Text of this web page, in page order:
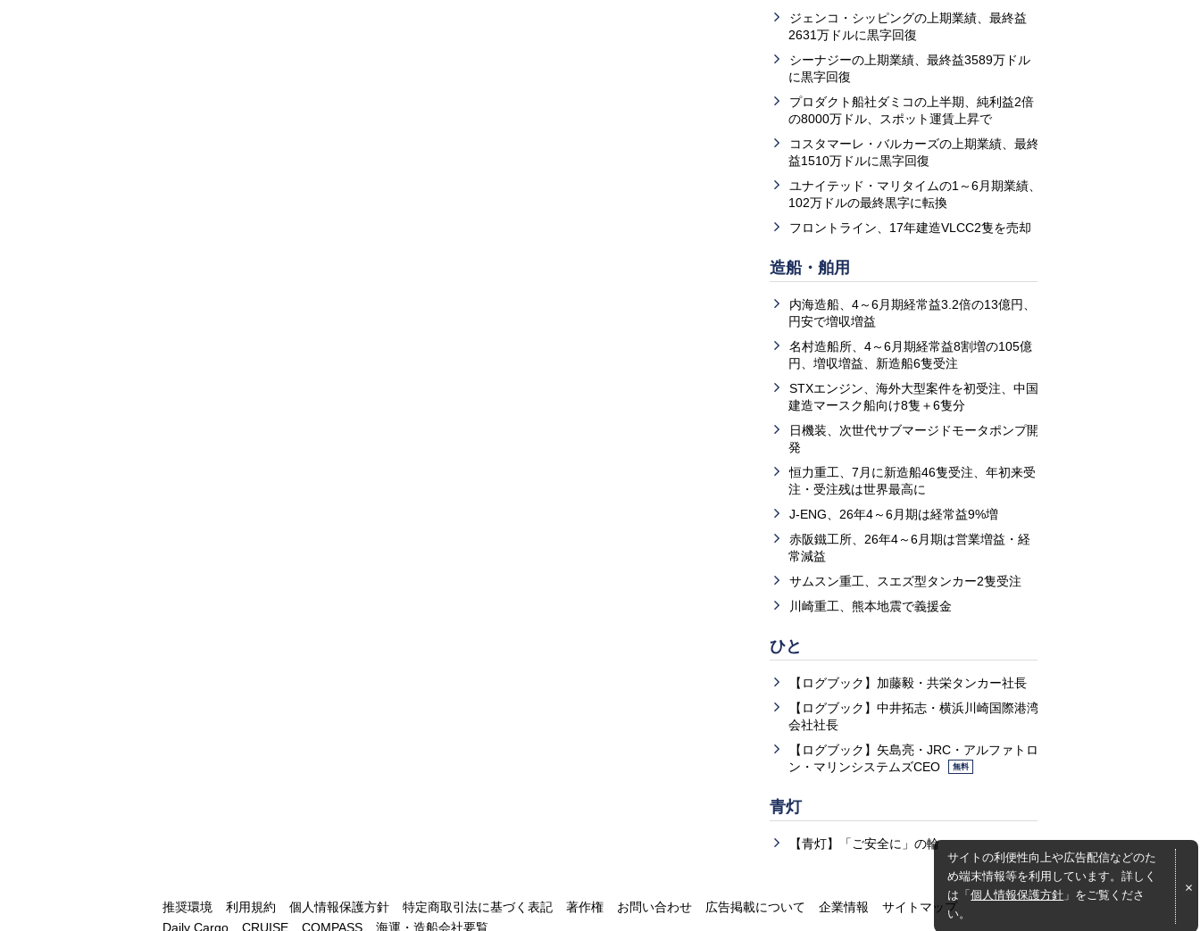
ジェンコ・シッピングの上期業績、最終益
2631万ドルに黒字回復
シーナジーの上期業績、最終益3589万ドル
に黒字回復
プロダクト船社ダミコの上半期、純利益2倍
の8000万ドル、スポット運賃上昇で
コスタマーレ・バルカーズの上期業績、最終
益1510万ドルに黒字回復
ユナイテッド・マリタイムの1～6月期業績、
102万ドルの最終黒字に転換
フロントライン、17年建造VLCC2隻を売却
造船・舶用
内海造船、4～6月期経常益3.2倍の13億円、
円安で増収増益
名村造船所、4～6月期経常益8割増の105億
円、増収増益、新造船6隻受注
STXエンジン、海外大型案件を初受注、中国
建造マースク船向け8隻＋6隻分
日機装、次世代サブマージドモータポンプ開
発
恒力重工、7月に新造船46隻受注、年初来受
注・受注残は世界最高に
J-ENG、26年4～6月期は経常益9%増
赤阪鐵工所、26年4～6月期は営業増益・経
常減益
サムスン重工、スエズ型タンカー2隻受注
川崎重工、熊本地震で義援金
ひと
【ログブック】加藤毅・共栄タンカー社長
【ログブック】中井拓志・横浜川崎国際港湾
会社社長
【ログブック】矢島亮・JRC・アルファトロ
ン・マリンシステムズCEO
無料
青灯
【青灯】「ご安全に」の輪
サイトの利便性向上や広告配信などのた
め端末情報等を利用しています。詳しく
は「個人情報保護方針 」をご覧くださ
い。
推奨環境 利用規約 個人情報保護方針 特定商取引法に基づく表記 著作権 お問い合わせ 広告掲載について 企業情報
サイトマップ
Daily Cargo
CRUISE COMPASS 海運・造船会社要覧